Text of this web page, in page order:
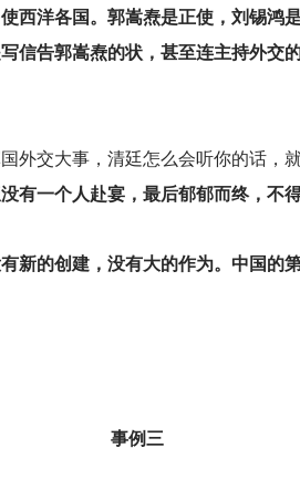
西洋各国。郭嵩焘是正使，刘锡鸿
信告郭嵩焘的状，甚至连主持外交
外交大事，清廷怎么会听你的话，
有一个人赴宴，最后郁郁而终，不得
新的创建，没有大的作为。中国的
事例三